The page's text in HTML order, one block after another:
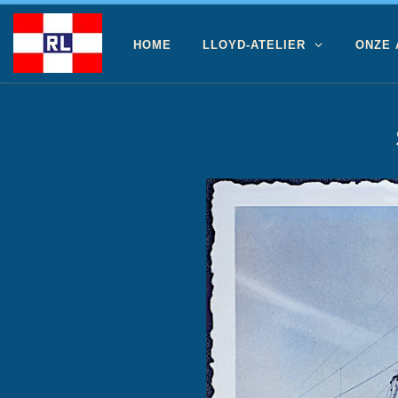
Ga naar inhoud
HOME LLOYD-ATELIER ONZE